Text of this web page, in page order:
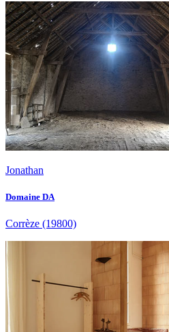
Jonathan
Domaine DA
Corrèze (19800)